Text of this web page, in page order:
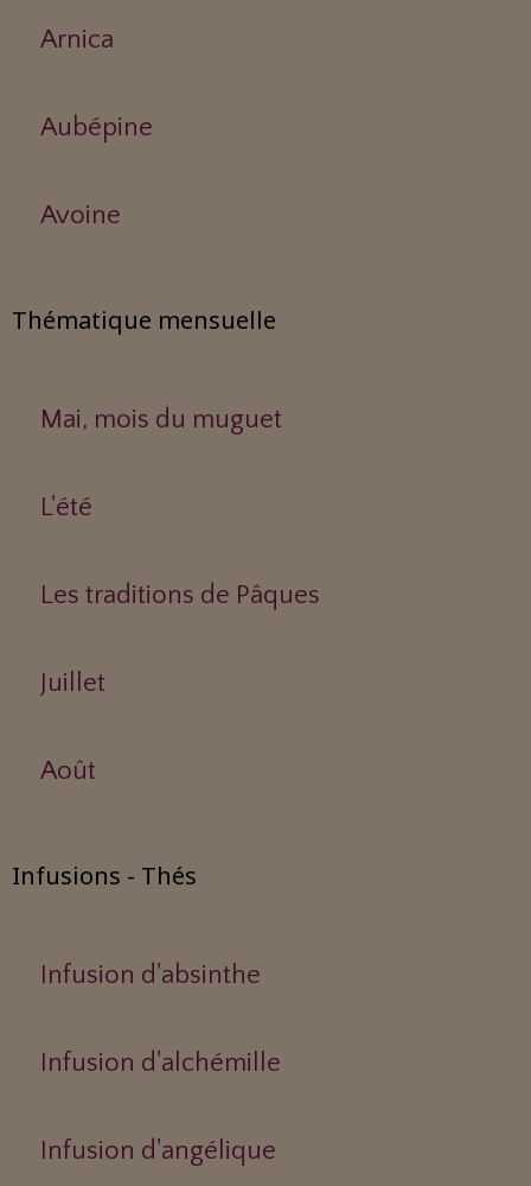
Arnica
Aubépine
Avoine
Thématique mensuelle
Mai, mois du muguet
L'été
Les traditions de Pâques
Juillet
Août
Infusions - Thés
Infusion d'absinthe
Infusion d'alchémille
Infusion d'angélique